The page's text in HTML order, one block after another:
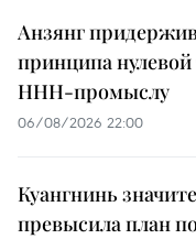
Анзянг
принципа
ННН-промыслу
06/08/2026 22:00
Куангнинь
превысила план